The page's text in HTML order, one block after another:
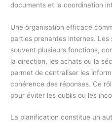
documents et la coordination
Une organisation efficace
parties prenantes internes. Les
souvent plusieurs fonctions,
la direction, les achats ou la
permet de centraliser les
cohérence des réponses. Ce
pour éviter les oublis ou les
La planification constitue un